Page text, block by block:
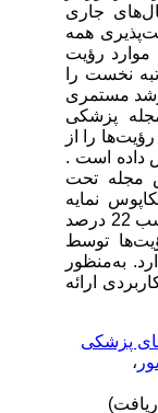
به سال‌های جاری
همه
رؤیت
نخست را
مستمری
پزشکی
29 درصد رؤیت‌ها را از
داده است .
مجله تحت
نمایه
می‌گردد. مجله پزشکی ارومیه با کسب 22 درصد
از رؤیت‌ها توسط
به‌منظور
ارائه
پزشکی
،